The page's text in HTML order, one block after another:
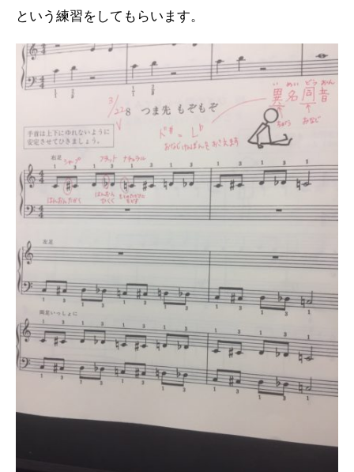
という練習をしてもらいます。